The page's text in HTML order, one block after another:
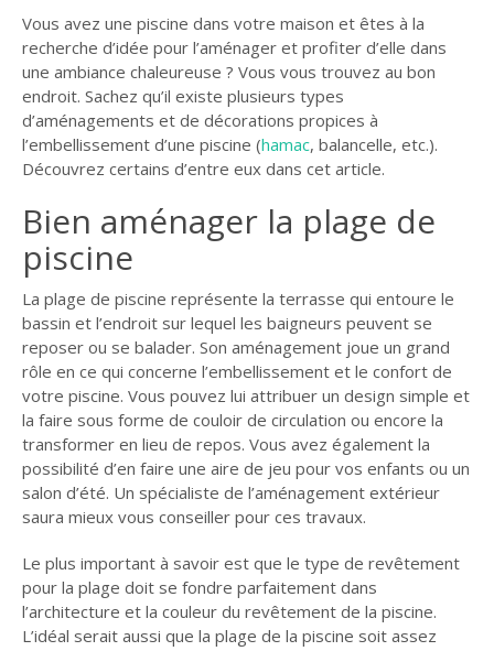
LIGNE JARDIN
INFO PAYSAGISTE
GUIDE JARDIN ET
PAYSAGE
ELAGAGE ET
COMPAGNIE
Vous avez une piscine dans votre maison et êtes à la
recherche d’idée pour l’aménager et profiter d’elle dans
une ambiance chaleureuse ? Vous vous trouvez au bon
endroit. Sachez qu’il existe plusieurs types
d’aménagements et de décorations propices à
l’embellissement d’une piscine (hamac, balancelle, etc.).
Découvrez certains d’entre eux dans cet article.
Bien aménager la plage de
piscine
La plage de piscine représente la terrasse qui entoure le
bassin et l’endroit sur lequel les baigneurs peuvent se
reposer ou se balader. Son aménagement joue un grand
rôle en ce qui concerne l’embellissement et le confort de
votre piscine. Vous pouvez lui attribuer un design simple et
la faire sous forme de couloir de circulation ou encore la
transformer en lieu de repos. Vous avez également la
possibilité d’en faire une aire de jeu pour vos enfants ou un
salon d’été. Un spécialiste de l’aménagement extérieur
saura mieux vous conseiller pour ces travaux.
Le plus important à savoir est que le type de revêtement
pour la plage doit se fondre parfaitement dans
l’architecture et la couleur du revêtement de la piscine.
L’idéal serait aussi que la plage de la piscine soit assez